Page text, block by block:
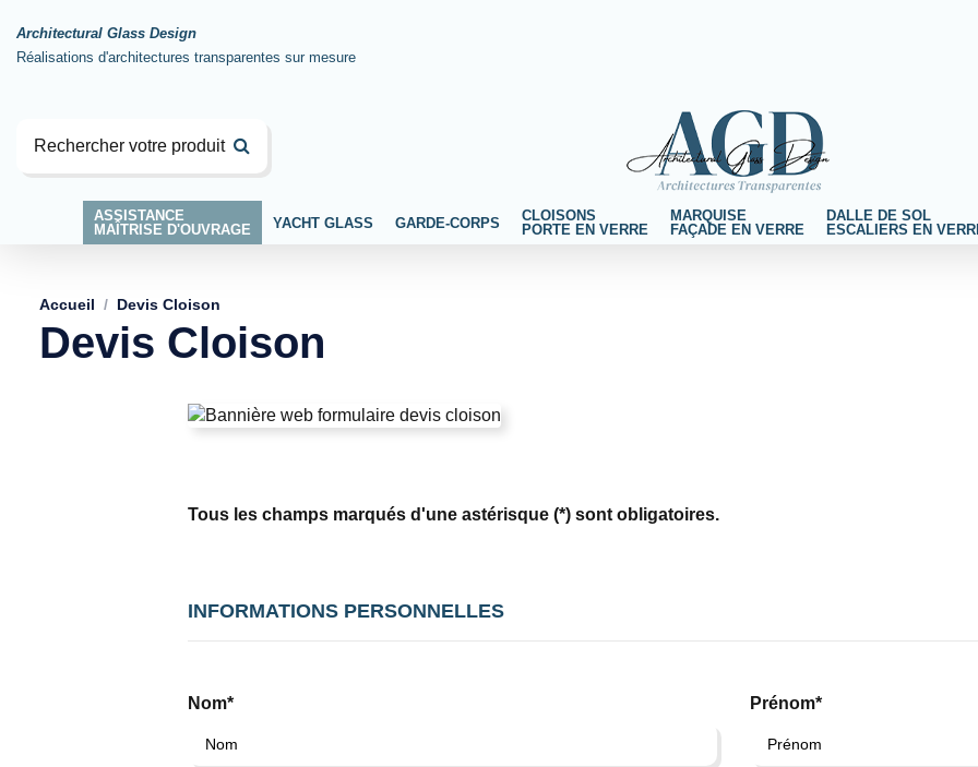
Architectural Glass Design
Réalisations d'architectures transparentes sur mesure
ASSISTANCE
MAÎTRISE D'OUVRAGE
YACHT GLASS GARDE-CORPS
CLOISONS
PORTE EN VERRE
MARQUISE
FAÇADE EN VERRE
DALLE DE SOL
ESCALIERS EN
Accueil Devis Cloison
Devis Cloison
Tous les champs marqués d'une astérisque (*) sont obligatoires.
INFORMATIONS PERSONNELLES
Nom* Prénom*